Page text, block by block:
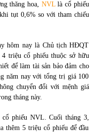
thăng hoa, NVLlà cổ phiếu
tụt 0,6% so với tham chiếu
hôm nay là Chủ tịch HĐQT
triệu cổ phiếu thuộc sở hữu
để làm tài sản bảo đảm cho
năm nay với tổng trị giá 100
chuyển đổi với mệnh giá
tháng này.
cổ phiếu NVL. Cuối tháng 3,
thêm 5 triệu cổ phiếu để đầu